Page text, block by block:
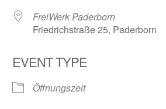
FreiWerk Paderborn
Friedrichstraße 25, Paderborn
EVENT TYPE
Öffnungszeit